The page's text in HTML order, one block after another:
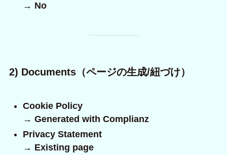
→ No
2) Documents（ページの生成/紐づけ）
Cookie Policy
→ Generated with Complianz
Privacy Statement
→ Existing page